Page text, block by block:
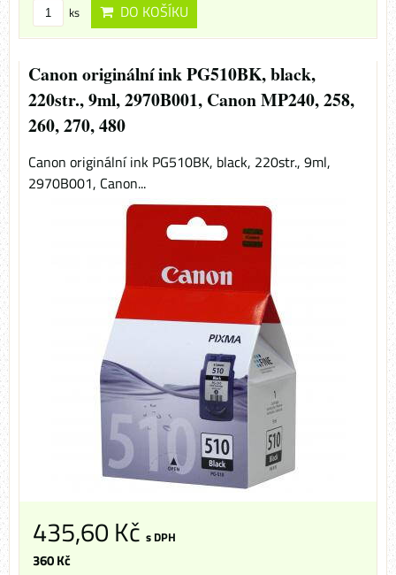
ks DO KOŠÍKU
Canon originální ink PG510BK, black,
220str., 9ml, 2970B001, Canon MP240, 258,
260, 270, 480
Canon originální ink PG510BK, black, 220str., 9ml,
2970B001, Canon...
435,60 Kč s DPH
360 Kč